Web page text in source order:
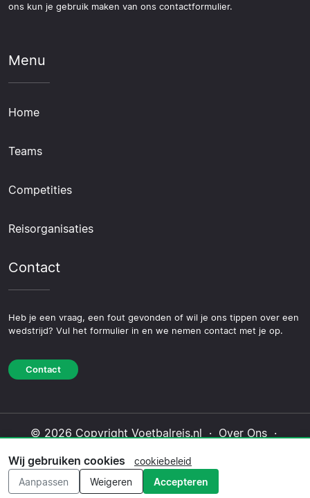
ons kun je gebruik maken van ons contactformulier.
Menu
Home
Teams
Competities
Reisorganisaties
Contact
Heb je een vraag, een fout gevonden of wil je ons tippen over een
wedstrijd? Vul het formulier in en we nemen contact met je op.
Contact
© 2026 Copyright Voetbalreis.nl · Over Ons·
Redactioneel beleid
Wij gebruiken cookies
cookiebeleid
Aanpassen
Weigeren Accepteren